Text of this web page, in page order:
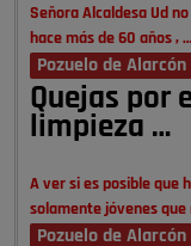
Señora Alcaldesa Ud
hace más de 60 años , …
Pozuelo de Alarcón
Quejas por
limpieza …
A ver si es posible que
solamente jóvenes que
Pozuelo de Alarcón